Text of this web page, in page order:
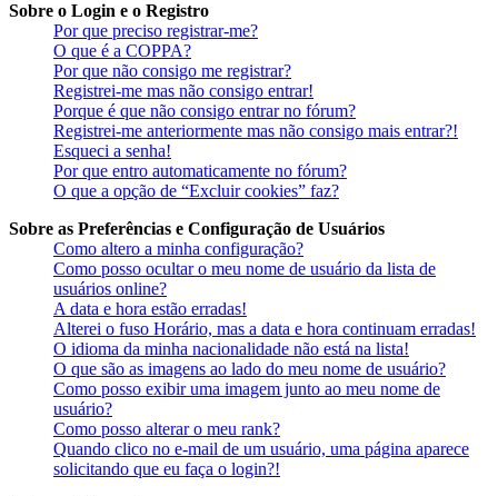
Sobre o Login e o Registro
Por que preciso registrar-me?
O que é a COPPA?
Por que não consigo me registrar?
Registrei-me mas não consigo entrar!
Porque é que não consigo entrar no fórum?
Registrei-me anteriormente mas não consigo mais entrar?!
Esqueci a senha!
Por que entro automaticamente no fórum?
O que a opção de “Excluir cookies” faz?
Sobre as Preferências e Configuração de Usuários
Como altero a minha configuração?
Como posso ocultar o meu nome de usuário da lista de
usuários online?
A data e hora estão erradas!
Alterei o fuso Horário, mas a data e hora continuam erradas!
O idioma da minha nacionalidade não está na lista!
O que são as imagens ao lado do meu nome de usuário?
Como posso exibir uma imagem junto ao meu nome de
usuário?
Como posso alterar o meu rank?
Quando clico no e-mail de um usuário, uma página aparece
solicitando que eu faça o login?!